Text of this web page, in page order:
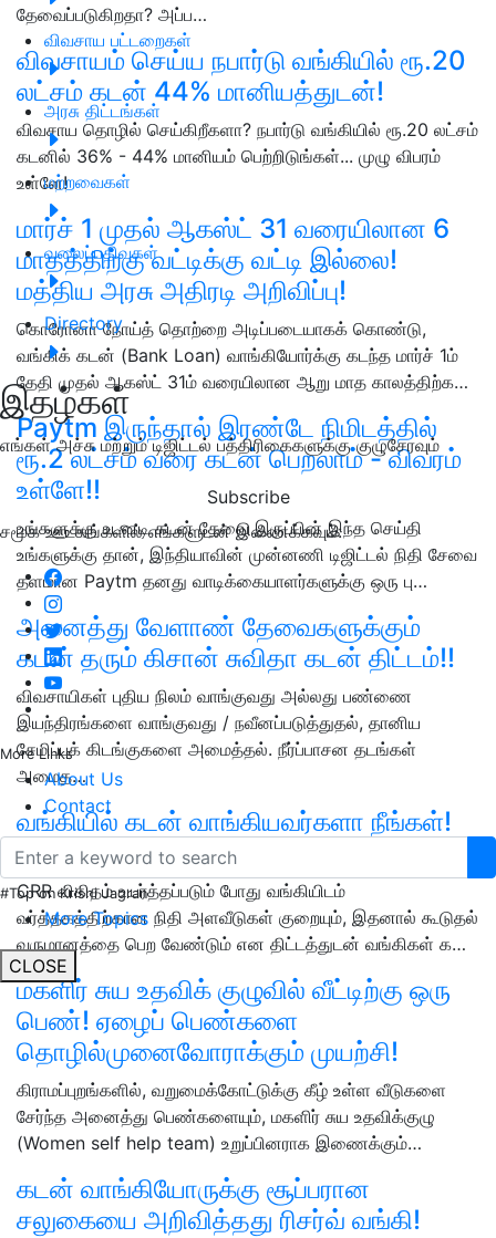
விவசாய பட்டறைகள்
அரசு திட்டங்கள்
மற்றவைகள்
வலைப்பதிவுகள்
Directory
இதழ்கள்
எங்கள் அச்சு மற்றும் டிஜிட்டல் பத்திரிகைகளுக்கு குழுசேரவும்
Subscribe
சமூக ஊடகங்களில் எங்களுடன் இணைக்கவும்:
More Links
About Us
Contact
#Top on Krishi Jagran
More Topics
CLOSE
தேவைப்படுகிறதா? அப்ப…
விவசாயம் செய்ய நபார்டு வங்கியில் ரூ.20
லட்சம் கடன் 44% மானியத்துடன்!
விவசாய தொழில் செய்கிறீகளா? நபார்டு வங்கியில் ரூ.20 லட்சம்
கடனில் 36% - 44% மானியம் பெற்றிடுங்கள்... முழு விபரம்
உள்ளே!
மார்ச் 1 முதல் ஆகஸ்ட் 31 வரையிலான 6
மாதத்திற்கு வட்டிக்கு வட்டி இல்லை!
மத்திய அரசு அதிரடி அறிவிப்பு!
கொரோனா நோய்த் தொற்றை அடிப்படையாகக் கொண்டு,
வங்கிக் கடன் (Bank Loan) வாங்கியோர்க்கு கடந்த மார்ச் 1ம்
தேதி முதல் ஆகஸ்ட் 31ம் வரையிலான ஆறு மாத காலத்திற்க…
Paytm இருந்தால் இரண்டே நிமிடத்தில்
ரூ.2 லட்சம் வரை கடன் பெறலாம் - விவரம்
உள்ளே!!
உங்களுக்கு உடனடி கடன் தேவை இருப்பின் இந்த செய்தி
உங்களுக்கு தான், இந்தியாவின் முன்னணி டிஜிட்டல் நிதி சேவை
தளமான Paytm தனது வாடிக்கையாளர்களுக்கு ஒரு பு…
அனைத்து வேளாண் தேவைகளுக்கும்
கடன் தரும் கிசான் சுவிதா கடன் திட்டம்!!
விவசாயிகள் புதிய நிலம் வாங்குவது அல்லது பண்ணை
இயந்திரங்களை வாங்குவது / நவீனப்படுத்துதல், தானிய
சேமிப்புக் கிடங்குகளை அமைத்தல். நீர்ப்பாசன தடங்கள்
அமைத…
வங்கியில் கடன் வாங்கியவர்களா நீங்கள்!
இது உங்களுக்குத் தான்!
CRR விகிதம் உயர்த்தப்படும் போது வங்கியிடம்
வர்த்தகத்திற்கான நிதி அளவீடுகள் குறையும், இதனால் கூடுதல்
வருமானத்தை பெற வேண்டும் என திட்டத்துடன் வங்கிகள் க…
மகளிர் சுய உதவிக் குழுவில் வீட்டிற்கு ஒரு
பெண்! ஏழைப் பெண்களை
தொழில்முனைவோராக்கும் முயற்சி!
கிராமப்புறங்களில், வறுமைக்கோட்டுக்கு கீழ் உள்ள வீடுகளை
சேர்ந்த அனைத்து பெண்களையும், மகளிர் சுய உதவிக்குழு
(Women self help team) உறுப்பினராக இணைக்கும்…
கடன் வாங்கியோருக்கு சூப்பரான
சலுகையை அறிவித்தது ரிசர்வ் வங்கி!